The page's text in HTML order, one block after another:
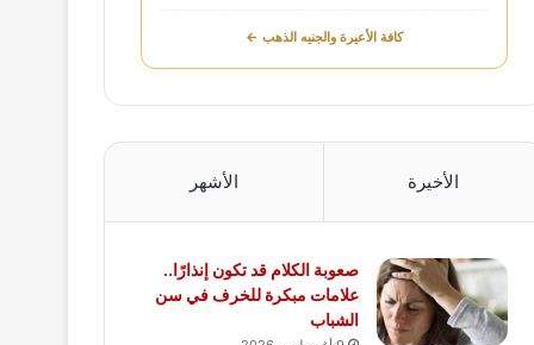
كافة الأعيرة والجنيه الذهب ←
الأخيرة الأشهر
صعوبة الكلام قد تكون إنذارًا..
علامات مبكرة للخرف في سن
الشباب